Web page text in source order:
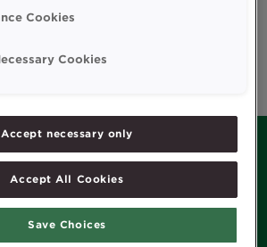
any posts. Please try a different
Cookies
Cookies
Accept necessary only
Accept All Cookies
Save Choices